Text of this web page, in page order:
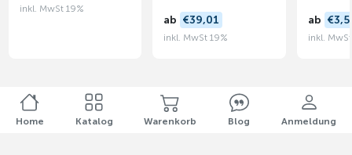
inkl. MwSt 19%
ab €39,01
inkl. MwSt 19%
ab
inkl.
Home Katalog Warenkorb Blog Anmeldung